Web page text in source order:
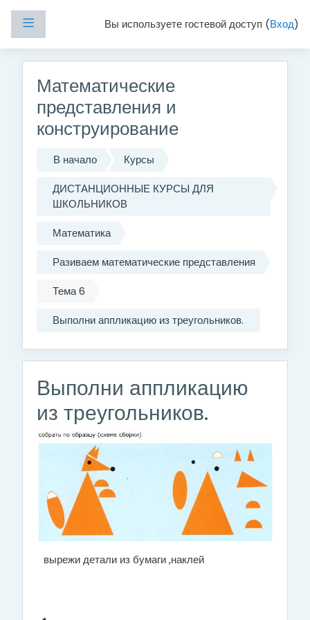
Боковая панельВы используете гостевой доступ (Вход)
Математические
представления и
конструирование
В начало
Курсы
ДИСТАНЦИОННЫЕ КУРСЫ ДЛЯ
ШКОЛЬНИКОВ
Математика
Разиваем математические представления
Тема 6
Выполни аппликацию из треугольников.
Выполни аппликацию
из треугольников.
вырежи детали из бумаги ,наклей